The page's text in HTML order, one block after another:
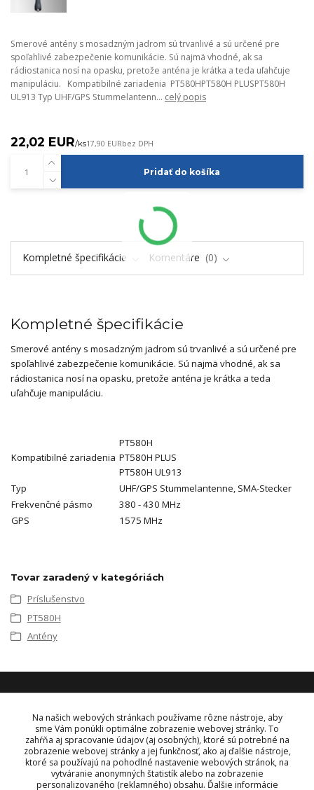
Smerové antény s mosadzným jadrom sú trvanlivé a sú určené pre
spoľahlivé zabezpečenie komunikácie. Sú najmä vhodné, ak sa
rádiostanica nosí na opasku, pretože anténa je krátka a teda uľahčuje
manipuláciu. Kompatibilné zariadenia PT580HPT580H PLUSPT580H
UL913 Typ UHF/GPS Stummelantenn... celý popis
22,02 EUR/ks17,90 EURbez DPH
Pridať do košíka
Kompletné špecifikácie Komentáre 0
Kompletné špecifikácie
Smerové antény s mosadzným jadrom sú trvanlivé a sú určené pre
spoľahlivé zabezpečenie komunikácie. Sú najmä vhodné, ak sa
rádiostanica nosí na opasku, pretože anténa je krátka a teda
uľahčuje manipuláciu.
Kompatibilné zariadenia
PT580H
PT580H PLUS
PT580H UL913
Typ
UHF/GPS Stummelantenne, SMA-Stecker
Frekvenčné pásmo
380 - 430 MHz
GPS
1575 MHz
Tovar zaradený v kategóriách
Príslušenstvo
PT580H
Antény
KONTAKT
OBJEDNÁVKY A INFORMÁCIE
+421 948 229 224
info@vysielacky.com
Na našich webových stránkach používame rôzne nástroje, aby
sme Vám ponúkli optimálne zobrazenie webovej stránky. To
zahŕňa aj spracovanie údajov (aj osobných), ktoré sú potrebné na
zobrazenie webovej stránky a jej funkčnosť, ako aj ďalšie nástroje,
ktoré sa používajú na pohodlné nastavenie webových stránok, na
vytváranie anonymných štatistík alebo na zobrazenie
personalizovaného (reklamného) obsahu. Ďalšie informácie